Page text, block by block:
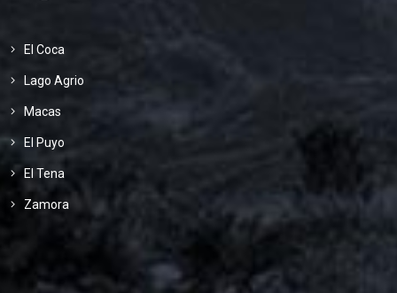
El Coca
Lago Agrio
Macas
El Puyo
El Tena
Zamora